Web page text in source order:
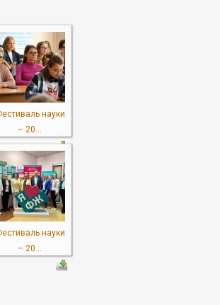
науки
– 20...
науки
– 20...